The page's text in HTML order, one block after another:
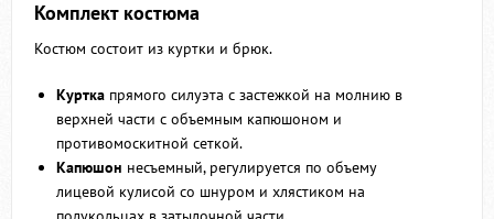
Комплект костюма
Костюм состоит из куртки и брюк.
Куртка прямого силуэта с застежкой на молнию в
верхней части с объемным капюшоном и
противомоскитной сеткой.
Капюшон несъемный, регулируется по объему
лицевой кулисой со шнуром и хлястиком на